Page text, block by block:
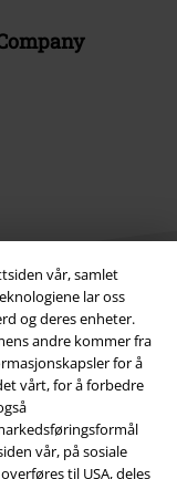
vår, samlet
lar oss
og deres enheter.
andre kommer fra
for å
vårt, for å forbedre
vår, på sosiale
til USA, deles